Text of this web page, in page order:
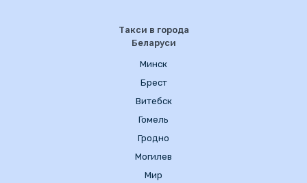
Такси в города
Беларуси
Минск
Брест
Витебск
Гомель
Гродно
Могилев
Мир